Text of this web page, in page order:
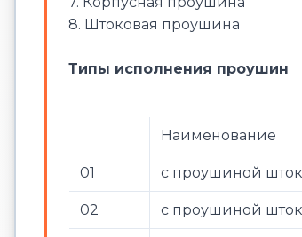
8. Штоковая проушина
Типы исполнения проушин
Наименование
01 с проушиной
02 с проушиной